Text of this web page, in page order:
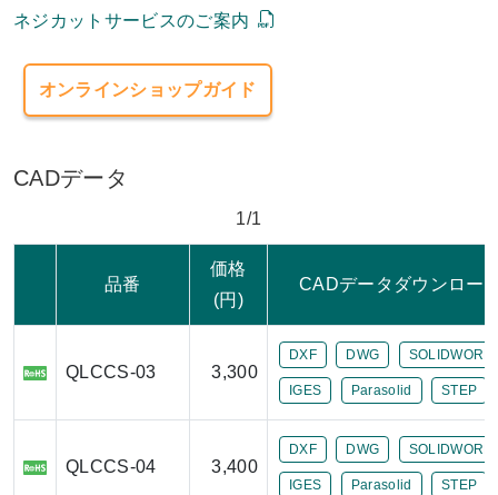
ネジカットサービスのご案内
オンラインショップガイド
CADデータ
1/1
品番
価格
(円)
CADデータダウンロー
QLCCS-03 3,300
DXF DWG
IGES Parasolid STEP
QLCCS-04 3,400
DXF DWG
IGES Parasolid STEP